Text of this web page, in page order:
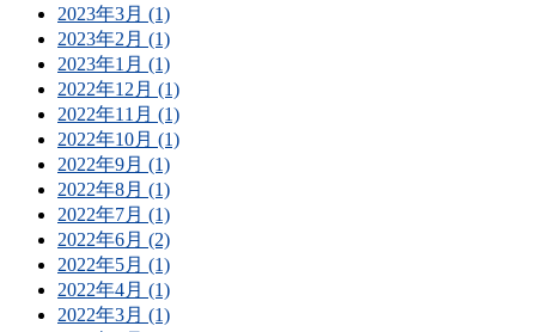
2023年3月 (1)
2023年2月 (1)
2023年1月 (1)
2022年12月 (1)
2022年11月 (1)
2022年10月 (1)
2022年9月 (1)
2022年8月 (1)
2022年7月 (1)
2022年6月 (2)
2022年5月 (1)
2022年4月 (1)
2022年3月 (1)